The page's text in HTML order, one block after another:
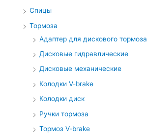
Спицы
Тормоза
Адаптер для дискового тормоза
Дисковые гидравлические
Дисковые механические
Колодки V-brake
Колодки диск
Ручки тормоза
Тормоз V-brake